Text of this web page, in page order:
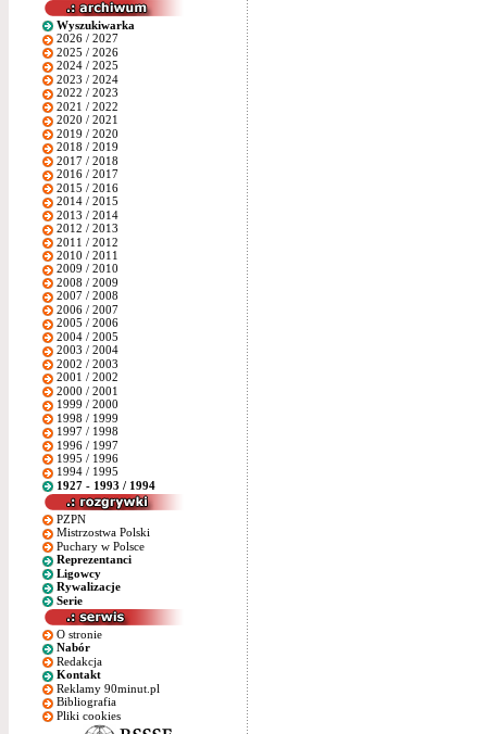
Wyszukiwarka
2026 / 2027
2025 / 2026
2024 / 2025
2023 / 2024
2022 / 2023
2021 / 2022
2020 / 2021
2019 / 2020
2018 / 2019
2017 / 2018
2016 / 2017
2015 / 2016
2014 / 2015
2013 / 2014
2012 / 2013
2011 / 2012
2010 / 2011
2009 / 2010
2008 / 2009
2007 / 2008
2006 / 2007
2005 / 2006
2004 / 2005
2003 / 2004
2002 / 2003
2001 / 2002
2000 / 2001
1999 / 2000
1998 / 1999
1997 / 1998
1996 / 1997
1995 / 1996
1994 / 1995
1927 - 1993 / 1994
PZPN
Mistrzostwa Polski
Puchary w Polsce
Reprezentanci
Ligowcy
Rywalizacje
Serie
O stronie
Nabór
Redakcja
Kontakt
Reklamy 90minut.pl
Bibliografia
Pliki cookies